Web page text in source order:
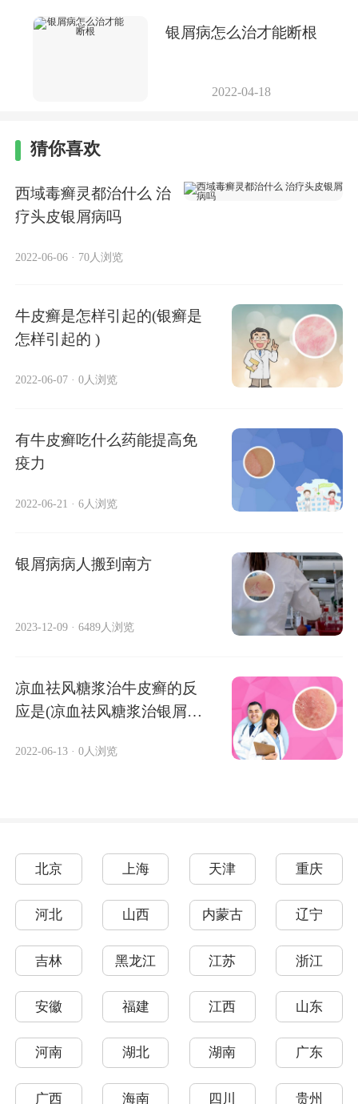
银屑病怎么治才能断根
2022-04-18
猜你喜欢
西域毒癣灵都治什么 治
疗头皮银屑病吗
2022-06-06 · 70人浏览
牛皮癣是怎样引起的(银癣是
怎样引起的 )
2022-06-07 · 0人浏览
有牛皮癣吃什么药能提高免
疫力
2022-06-21 · 6人浏览
银屑病病人搬到南方
2023-12-09 · 6489人浏览
凉血祛风糖浆治牛皮癣的反
应是(凉血祛风糖浆治银屑病
2022-06-13 · 0人浏览
北京 上海 天津 重庆
河北 山西 内蒙古 辽宁
吉林 黑龙江 江苏 浙江
安徽 福建 江西 山东
河南 湖北 湖南 广东
广西 海南 四川 贵州